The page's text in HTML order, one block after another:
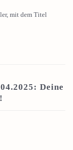
mit dem Titel
Deine